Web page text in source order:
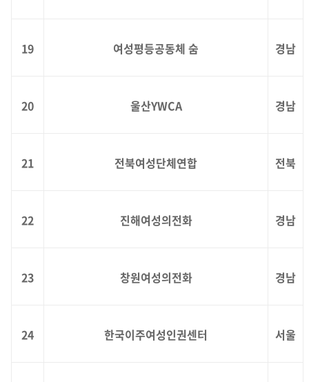
19 여성평등공동체 숨 경남
20 울산YWCA 경남
21 전북여성단체연합 전북
22 진해여성의전화 경남
23 창원여성의전화 경남
24 한국이주여성인권센터 서울